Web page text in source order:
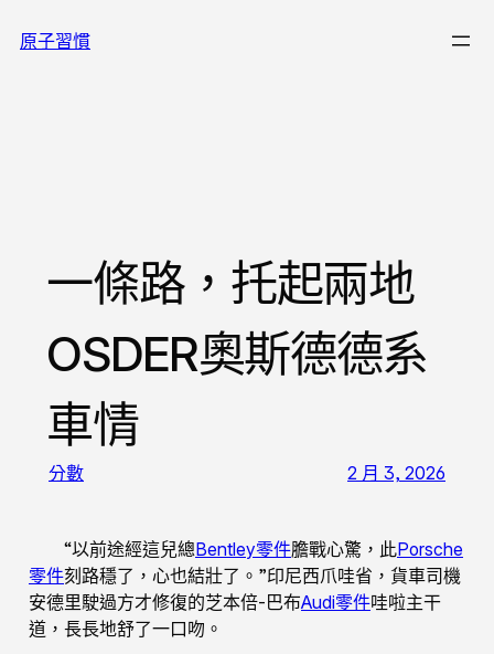
至原子習慣
一條路，托起兩地
OSDER奧斯德德系
車情
分數 2 月 3, 2026
“以前途經這兒總Bentley零件膽戰心驚，此Porsche
零件刻路穩了，心也結壯了。”印尼西爪哇省，貨車司機
安德里駛過方才修復的芝本倍-巴布Audi零件哇啦主干
道，長長地舒了一口吻。